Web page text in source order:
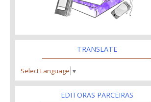
TRANSLATE
Select Language ▼
EDITORAS PARCEIRAS